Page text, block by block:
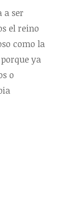
a ser
el reino
como la
ya
o